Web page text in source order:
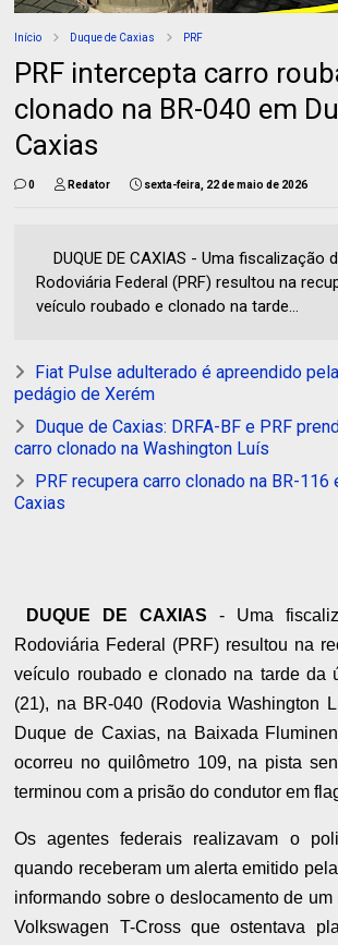
Início Duque de Caxias PRF
PRF intercepta carro
clonado na BR-040 em
Caxias
0 Redator sexta-feira, 22 de maio de 2026
DUQUE DE CAXIAS - Uma fiscalização
Rodoviária Federal (PRF) resultou na
veículo roubado e clonado na tarde...
Fiat Pulse adulterado é apreendido
pedágio de Xerém
Duque de Caxias: DRFA-BF e PRF
carro clonado na Washington Luís
PRF recupera carro clonado na BR-116
Caxias
DUQUE DE CAXIAS - Uma
Rodoviária Federal (PRF) resultou na
veículo roubado e clonado na tarde da
(21), na BR-040 (Rodovia Washington
Duque de Caxias, na Baixada
ocorreu no quilômetro 109, na pista
terminou com a prisão do condutor em
Os agentes federais realizavam o
quando receberam um alerta emitido
informando sobre o deslocamento de
Volkswagen T-Cross que ostentava